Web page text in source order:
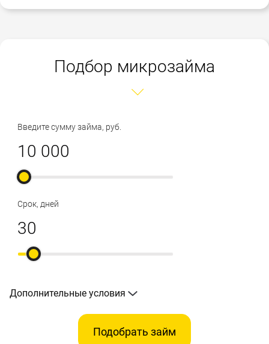
Подбор микрозайма
Введите сумму займа, руб.
Срок, дней
Дополнительные условия
Подобрать займ